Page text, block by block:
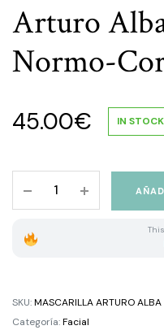
Arturo
Normo-
45.00€ IN STOCK
Alba
SKU:MASCARILLA ARTURO ALBA
Categoría:Facial